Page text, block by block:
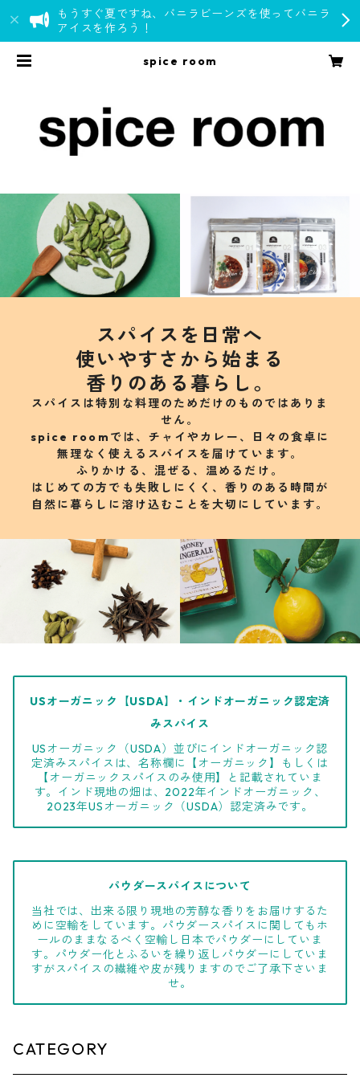
もうすぐ夏ですね、バニラビーンズを使ってバニラ
アイスを作ろう！
spice room
スパイスを日常へ
使いやすさから始まる
香りのある暮らし。
スパイスは特別な料理のためだけのものではありま
せん。
spice roomでは、チャイやカレー、日々の食卓に
無理なく使えるスパイスを届けています。
ふりかける、混ぜる、温めるだけ。
はじめての方でも失敗しにくく、香りのある時間が
自然に暮らしに溶け込むことを大切にしています。
USオーガニック【USDA】・インドオーガニック認定済
みスパイス
USオーガニック（USDA）並びにインドオーガニック認
定済みスパイスは、名称欄に【オーガニック】もしくは
【オーガニックスパイスのみ使用】と記載されていま
す。インド現地の畑は、2022年インドオーガニック、
2023年USオーガニック（USDA）認定済みです。
パウダースパイスについて
当社では、出来る限り現地の芳醇な香りをお届けするた
めに空輸をしています。パウダースパイスに関してもホ
ールのままなるべく空輸し日本でパウダーにしていま
す。パウダー化とふるいを繰り返しパウダーにしていま
すがスパイスの繊維や皮が残りますのでご了承下さいま
せ。
CATEGORY